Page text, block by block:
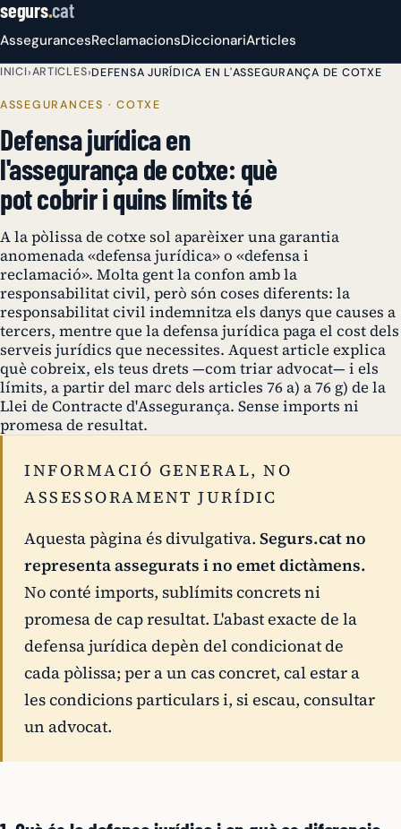
segurs.cat
AssegurancesReclamacionsDiccionariArticles
INICI›ARTICLES›DEFENSA JURÍDICA EN L'ASSEGURANÇA DE COTXE
ASSEGURANCES · COTXE
Defensa jurídica en
l'assegurança de cotxe: què
pot cobrir i quins límits té
A la pòlissa de cotxe sol aparèixer una garantia
anomenada «defensa jurídica» o «defensa i
reclamació». Molta gent la confon amb la
responsabilitat civil, però són coses diferents: la
responsabilitat civil indemnitza els danys que causes a
tercers, mentre que la defensa jurídica paga el cost dels
serveis jurídics que necessites. Aquest article explica
què cobreix, els teus drets —com triar advocat— i els
límits, a partir del marc dels articles 76 a) a 76 g) de la
Llei de Contracte d'Assegurança. Sense imports ni
promesa de resultat.
INFORMACIÓ GENERAL, NO
ASSESSORAMENT JURÍDIC
Aquesta pàgina és divulgativa. Segurs.cat no
representa assegurats i no emet dictàmens.
No conté imports, sublímits concrets ni
promesa de cap resultat. L'abast exacte de la
defensa jurídica depèn del condicionat de
cada pòlissa; per a un cas concret, cal estar a
les condicions particulars i, si escau, consultar
un advocat.